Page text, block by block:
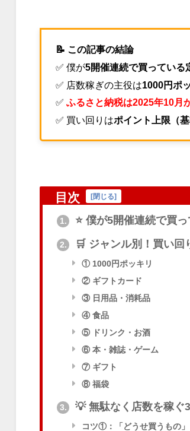
📝 この記事の結論
✅ 僕が5開催連続で買っている
✅ 店数稼ぎの主役は1000円ポ
✅ ふるさと納税は2025年10月
✅ 買い回りはポイント上限（基
目次 [閉じる]
1. ⭐ 僕が5開催連続で買
2. 🛒 ジャンル別！買い回
① 1000円ポッキリ
② ギフトカード
③ 日用品・消耗品
④ 食品
⑤ ドリンク・お酒
⑥ 本・雑誌・ゲーム
⑦ ギフト
⑧ 福袋
3. 💡 無駄なく店数を稼ぐ
コツ①：「どうせ買うもの